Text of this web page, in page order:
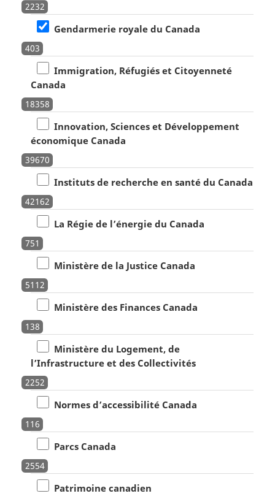
2232
Gendarmerie royale du Canada
403
Immigration, Réfugiés et Citoyenneté
Canada
18358
Innovation, Sciences et Développement
économique Canada
39670
Instituts de recherche en santé du Canada
42162
La Régie de l’énergie du Canada
751
Ministère de la Justice Canada
5112
Ministère des Finances Canada
138
Ministère du Logement, de
l’Infrastructure et des Collectivités
2252
Normes d’accessibilité Canada
116
Parcs Canada
2554
Patrimoine canadien